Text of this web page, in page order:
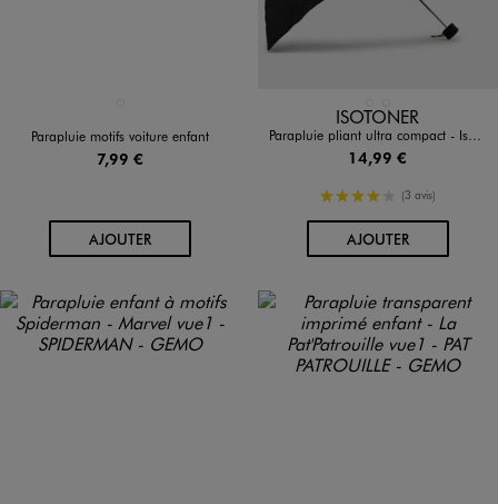
Parapluie motifs voiture enfant
7,99 €
AJOUTERAU PANIER
Disponible en 2 coloris
ISOTONER
Parapluie pliant ultra compact - Isotoner
14,99 €
4/5 de moyenne
(3 avis)
AJOUTERAU PANIER